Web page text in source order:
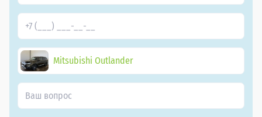
Mitsubishi Outlander